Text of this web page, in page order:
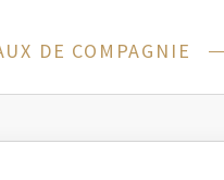
préférez l'emmener
Il existe des
varier selon l'hôtel.
DE COMPAGNIE